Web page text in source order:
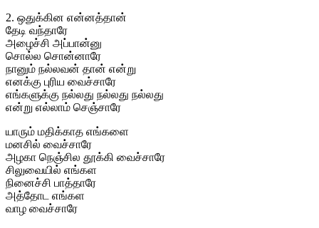
2. ஒதுக்கின என்னத்தான்
தேடி வந்தாரே
அழைச்சி அப்பான்னு
சொல்ல சொன்னாரே
நானும் நல்லவன் தான் என்று
எனக்கு புரிய வைச்சாரே
எங்களுக்கு நல்லது நல்லது நல்லது
என்று எல்லாம் செஞ்சாரே
யாரும் மதிக்காத எங்களை
மனசில் வைச்சாரே
அழகா நெஞ்சில தூக்கி வைச்சாரே
சிலுவையில் எங்கள
நினைச்சி பாத்தாரே
அத்தோட எங்கள
வாழ வைச்சாரே